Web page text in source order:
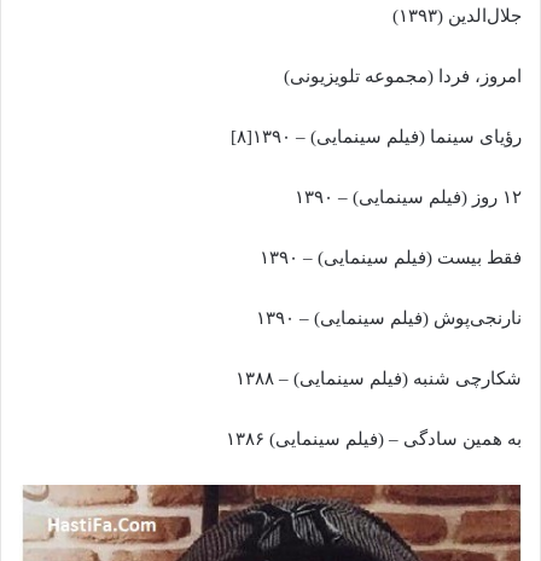
جلال‌الدین (۱۳۹۳)
امروز، فردا (مجموعه تلویزیونی)
رؤیای سینما (فیلم سینمایی) – ۱۳۹۰[۸]
۱۲ روز (فیلم سینمایی) – ۱۳۹۰
فقط بیست (فیلم سینمایی) – ۱۳۹۰
نارنجی‌پوش (فیلم سینمایی) – ۱۳۹۰
شکارچی شنبه (فیلم سینمایی) – ۱۳۸۸
به همین سادگی – (فیلم سینمایی) ۱۳۸۶